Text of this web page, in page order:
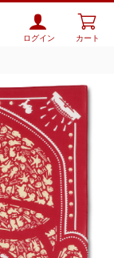
ログイン カート